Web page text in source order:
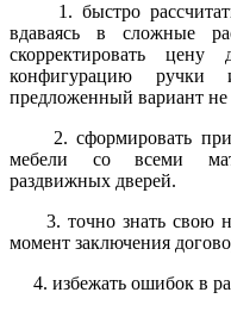
1. быстро рассчитать
вдаваясь в сложные
скорректировать
конфигурацию ручки
предложенный вариант не
2. сформировать
мебели со всеми
раздвижных дверей.
3. точно знать свою
момент заключения
4. избежать ошибок в